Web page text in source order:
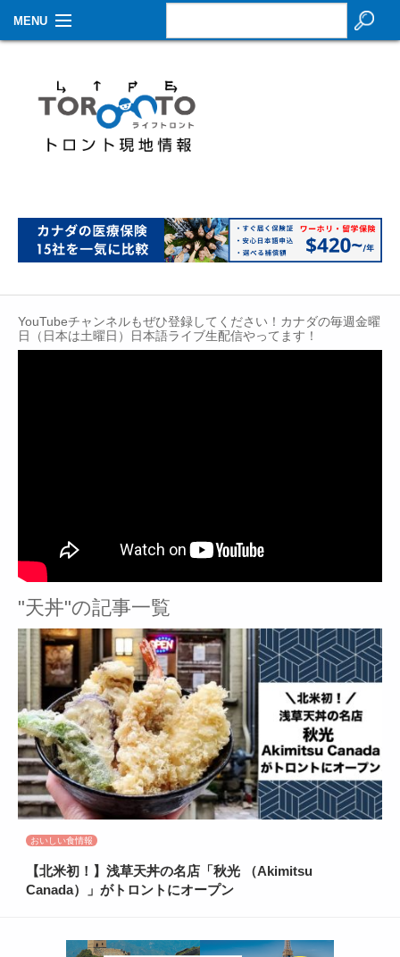
MENU
生活情報
その他
イベントカレンダー
About Us
YouTubeチャンネルもぜひ登録してください！カナダの毎週金曜
日（日本は土曜日）日本語ライブ生配信やってます！
"天丼"の記事一覧
おいしい食情報
【北米初！】浅草天丼の名店「秋光 （Akimitsu
Canada）」がトロントにオープン